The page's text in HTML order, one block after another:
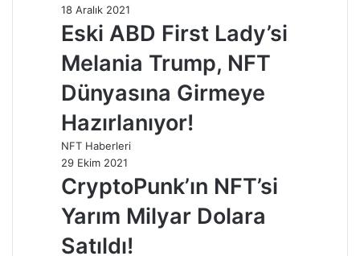
18 Aralık 2021
Eski ABD First Lady’si
Melania Trump, NFT
Dünyasına Girmeye
Hazırlanıyor!
NFT Haberleri
29 Ekim 2021
CryptoPunk’ın NFT’si
Yarım Milyar Dolara
Satıldı!